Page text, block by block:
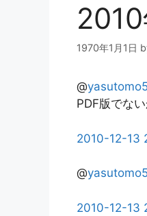
1970年1月1日
@
PDF版でな
2010-12-13
@
2010-12-13